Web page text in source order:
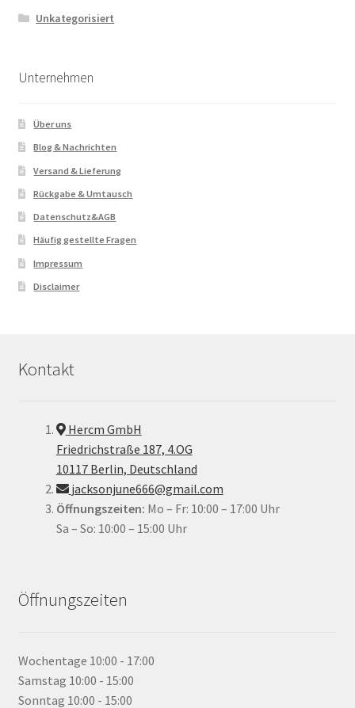
Unkategorisiert
Unternehmen
Über uns
Blog & Nachrichten
Versand & Lieferung
Rückgabe & Umtausch
Datenschutz&AGB
Häufig gestellte Fragen
Impressum
Disclaimer
Kontakt
Hercm GmbH
Friedrichstraße 187, 4.OG
10117 Berlin, Deutschland
jacksonjune666@gmail.com
Öffnungszeiten: Mo – Fr: 10:00 – 17:00 Uhr
Sa – So: 10:00 – 15:00 Uhr
Öffnungszeiten
Wochentage 10:00 - 17:00
Samstag 10:00 - 15:00
Sonntag 10:00 - 15:00